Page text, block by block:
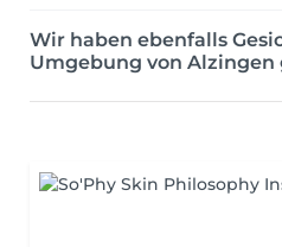
Wir haben ebenfalls
Umgebung von Alzingen